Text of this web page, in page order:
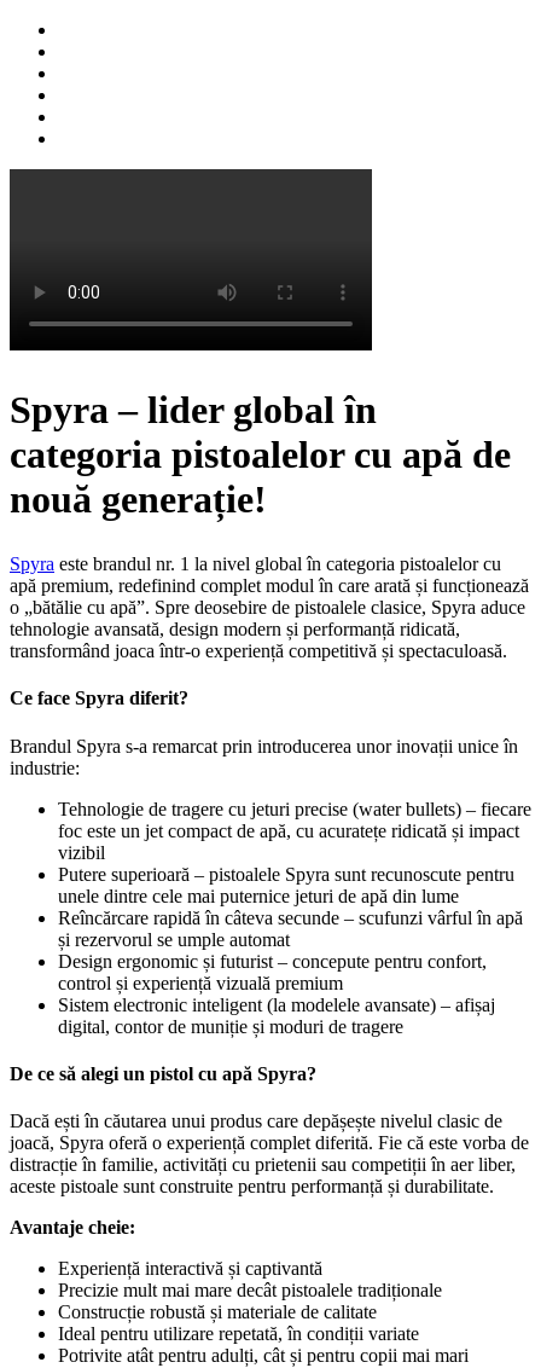
Spyra – lider global în
categoria pistoalelor cu apă de
nouă generație!
Spyra este brandul nr. 1 la nivel global în categoria pistoalelor cu
apă premium, redefinind complet modul în care arată și funcționează
o „bătălie cu apă”. Spre deosebire de pistoalele clasice, Spyra aduce
tehnologie avansată, design modern și performanță ridicată,
transformând joaca într-o experiență competitivă și spectaculoasă.
Ce face Spyra diferit?
Brandul Spyra s-a remarcat prin introducerea unor inovații unice în
industrie:
Tehnologie de tragere cu jeturi precise (water bullets) – fiecare
foc este un jet compact de apă, cu acuratețe ridicată și impact
vizibil
Putere superioară – pistoalele Spyra sunt recunoscute pentru
unele dintre cele mai puternice jeturi de apă din lume
Reîncărcare rapidă în câteva secunde – scufunzi vârful în apă
și rezervorul se umple automat
Design ergonomic și futurist – concepute pentru confort,
control și experiență vizuală premium
Sistem electronic inteligent (la modelele avansate) – afișaj
digital, contor de muniție și moduri de tragere
De ce să alegi un pistol cu apă Spyra?
Dacă ești în căutarea unui produs care depășește nivelul clasic de
joacă, Spyra oferă o experiență complet diferită. Fie că este vorba de
distracție în familie, activități cu prietenii sau competiții în aer liber,
aceste pistoale sunt construite pentru performanță și durabilitate.
Avantaje cheie:
Experiență interactivă și captivantă
Precizie mult mai mare decât pistoalele tradiționale
Construcție robustă și materiale de calitate
Ideal pentru utilizare repetată, în condiții variate
Potrivite atât pentru adulți, cât și pentru copii mai mari